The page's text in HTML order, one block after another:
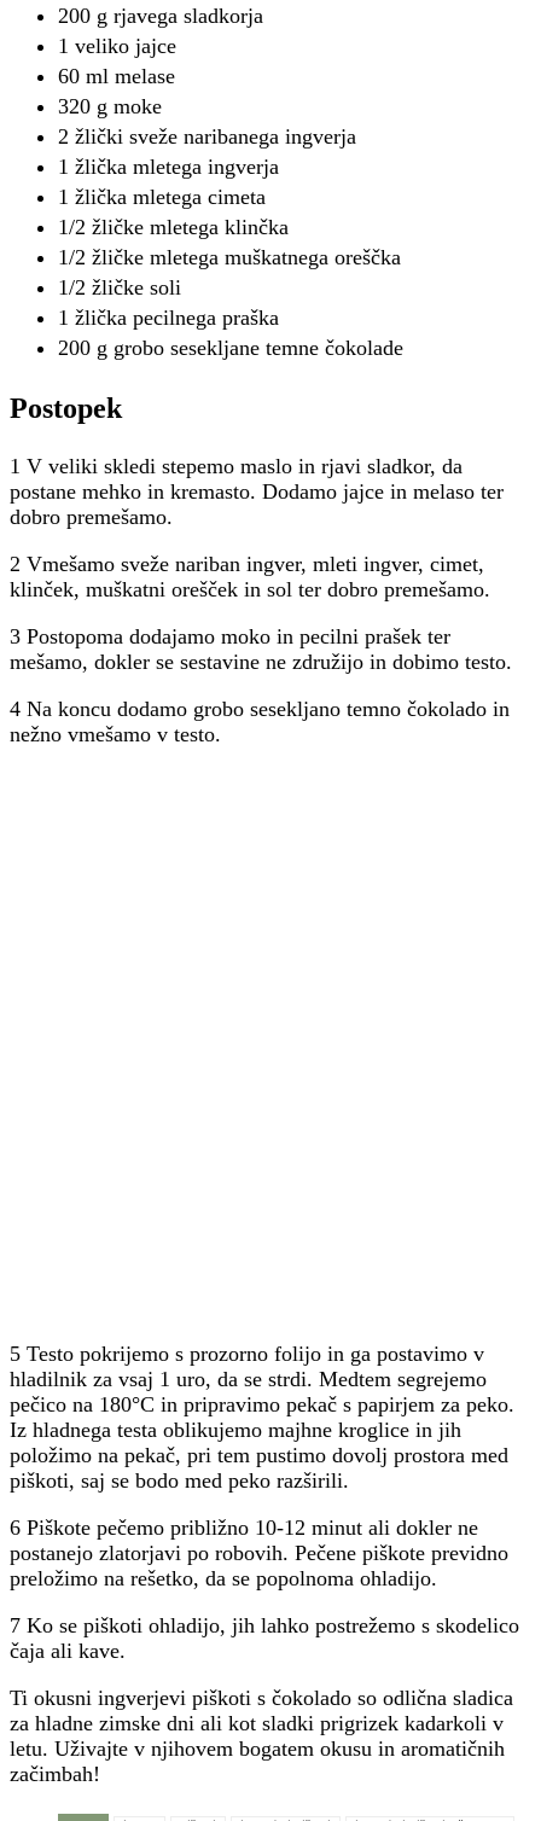
200 g rjavega sladkorja
1 veliko jajce
60 ml melase
320 g moke
2 žlički sveže naribanega ingverja
1 žlička mletega ingverja
1 žlička mletega cimeta
1/2 žličke mletega klinčka
1/2 žličke mletega muškatnega oreščka
1/2 žličke soli
1 žlička pecilnega praška
200 g grobo sesekljane temne čokolade
Postopek
1 V veliki skledi stepemo maslo in rjavi sladkor, da
postane mehko in kremasto. Dodamo jajce in melaso ter
dobro premešamo.
2 Vmešamo sveže nariban ingver, mleti ingver, cimet,
klinček, muškatni orešček in sol ter dobro premešamo.
3 Postopoma dodajamo moko in pecilni prašek ter
mešamo, dokler se sestavine ne združijo in dobimo testo.
4 Na koncu dodamo grobo sesekljano temno čokolado in
nežno vmešamo v testo.
5 Testo pokrijemo s prozorno folijo in ga postavimo v
hladilnik za vsaj 1 uro, da se strdi. Medtem segrejemo
pečico na 180°C in pripravimo pekač s papirjem za peko.
Iz hladnega testa oblikujemo majhne kroglice in jih
položimo na pekač, pri tem pustimo dovolj prostora med
piškoti, saj se bodo med peko razširili.
6 Piškote pečemo približno 10-12 minut ali dokler ne
postanejo zlatorjavi po robovih. Pečene piškote previdno
preložimo na rešetko, da se popolnoma ohladijo.
7 Ko se piškoti ohladijo, jih lahko postrežemo s skodelico
čaja ali kave.
Ti okusni ingverjevi piškoti s čokolado so odlična sladica
za hladne zimske dni ali kot sladki prigrizek kadarkoli v
letu. Uživajte v njihovem bogatem okusu in aromatičnih
začimbah!